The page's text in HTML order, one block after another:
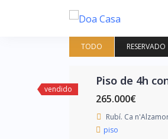
TODO RESERVADO
vendido
Piso de 4h
265.000€
Rubí. Ca
piso